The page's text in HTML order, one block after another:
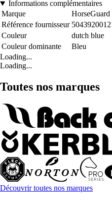
Informations complémentaires
Marque
HorseGuard
Référence fournisseur
Couleur
dutch blue
Couleur dominante
Bleu
Loading...
Loading...
Toutes nos marques
Découvrir toutes nos marques